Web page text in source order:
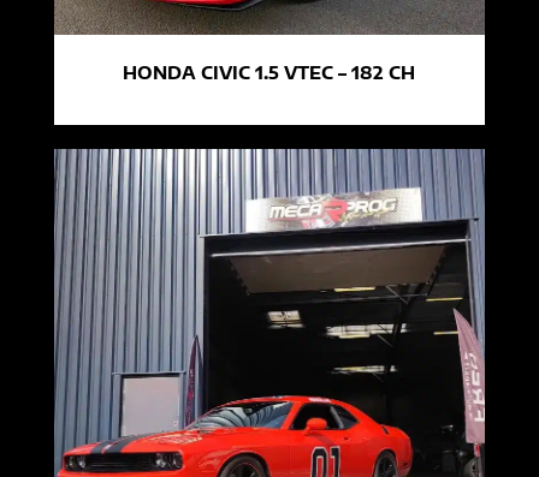
HONDA CIVIC 1.5 VTEC – 182 CH